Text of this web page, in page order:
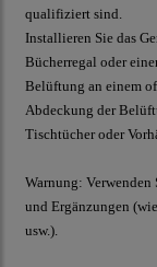
qualifiziert sind.
Installieren Sie das
Bücherregal oder
Belüftung an einem
Abdeckung der
Tischtücher oder
Warnung:
und Ergänzungen
usw.).